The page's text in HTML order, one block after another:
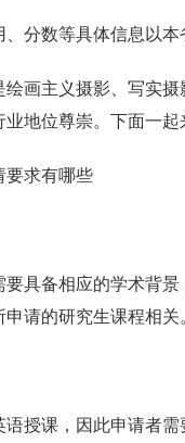
分数等具体信息以
画主义摄影、写实
地位尊崇。下面一
要求有哪些
具备相应的学术背
请的研究生课程相
授课，因此申请者